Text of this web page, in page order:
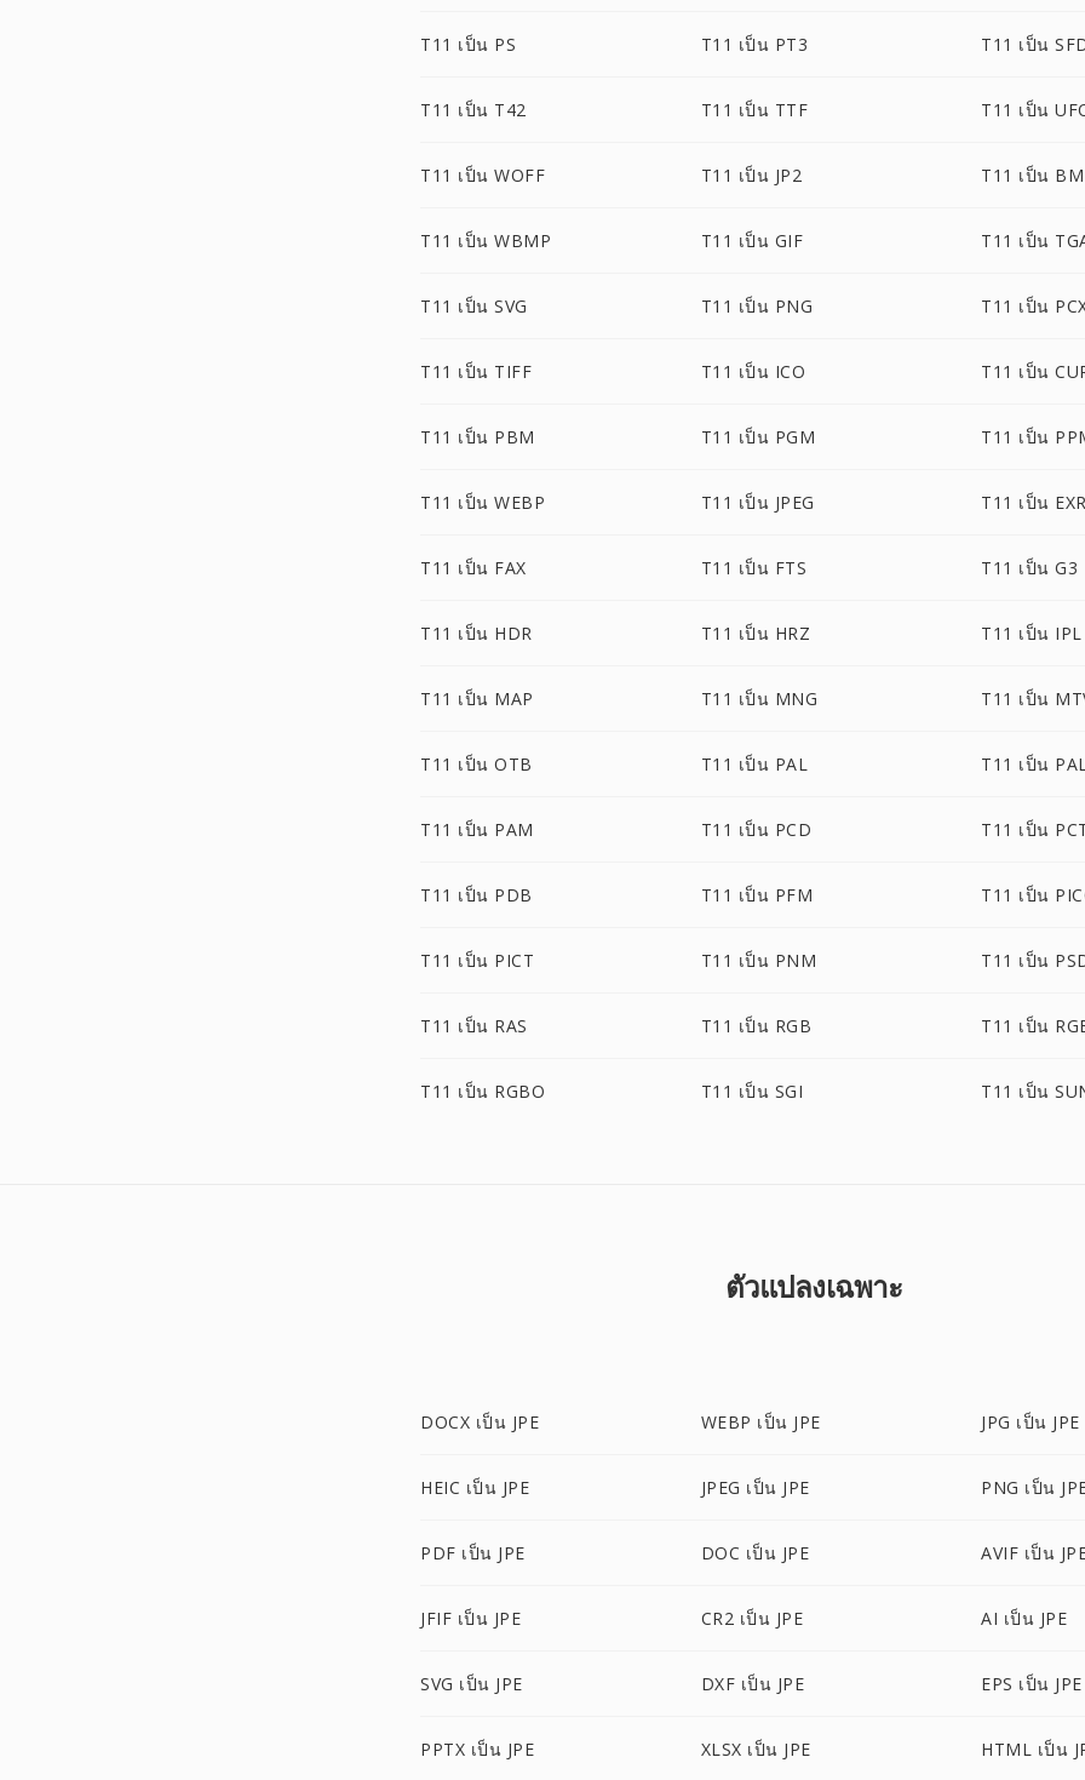
T11 เป็น PS T11 เป็น PT3 T11 เป็น
T11 เป็น T42 T11 เป็น TTF T11 เป็น
T11 เป็น WOFF T11 เป็น JP2 T11 เป็น
T11 เป็น WBMP T11 เป็น GIF T11 เป็น
T11 เป็น SVG T11 เป็น PNG T11 เป็น
T11 เป็น TIFF T11 เป็น ICO T11 เป็น
T11 เป็น PBM T11 เป็น PGM T11 เป็น
T11 เป็น WEBP T11 เป็น JPEG T11 เป็น EXR
T11 เป็น FAX T11 เป็น FTS T11 เป็น G3
T11 เป็น HDR T11 เป็น HRZ T11 เป็น IPL
T11 เป็น MAP T11 เป็น MNG T11 เป็น
T11 เป็น OTB T11 เป็น PAL T11 เป็น
T11 เป็น PAM T11 เป็น PCD T11 เป็น
T11 เป็น PDB T11 เป็น PFM T11 เป็น
T11 เป็น PICT T11 เป็น PNM T11 เป็น
T11 เป็น RAS T11 เป็น RGB T11 เป็น
T11 เป็น RGBO T11 เป็น SGI T11 เป็น
ตัวแปลงเฉพาะ
DOCX เป็น JPE WEBP เป็น JPE JPG เป็น JPE
HEIC เป็น JPE JPEG เป็น JPE PNG เป็น
PDF เป็น JPE DOC เป็น JPE AVIF เป็น
JFIF เป็น JPE CR2 เป็น JPE AI เป็น JPE
SVG เป็น JPE DXF เป็น JPE EPS เป็น JPE
PPTX เป็น JPE XLSX เป็น JPE HTML เป็น